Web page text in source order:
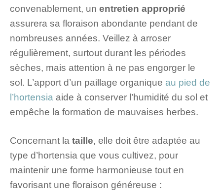
convenablement, un entretien approprié
assurera sa floraison abondante pendant de
nombreuses années. Veillez à arroser
régulièrement, surtout durant les périodes
sèches, mais attention à ne pas engorger le
sol. L’apport d’un paillage organique au pied de
l’hortensia aide à conserver l’humidité du sol et
empêche la formation de mauvaises herbes.
Concernant la taille, elle doit être adaptée au
type d’hortensia que vous cultivez, pour
maintenir une forme harmonieuse tout en
favorisant une floraison généreuse :